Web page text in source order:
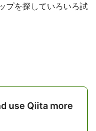
プを探していろいろ試
use Qiita more